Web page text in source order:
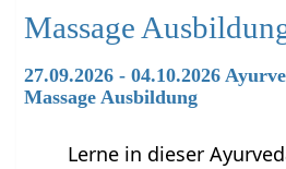
Massage
27.09.2026 - 04.10.2026
Massage Ausbildung
Lerne in dieser